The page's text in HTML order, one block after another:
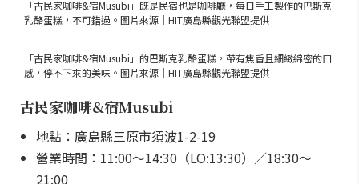
「古民家咖啡&宿Musubi」既是民宿也是咖啡廳，每日手工製作的巴斯克
乳酪蛋糕，不可錯過。圖片來源｜HIT廣島縣觀光聯盟提供
「古民家咖啡&宿Musubi」的巴斯克乳酪蛋糕，帶有焦香且細緻綿密的口
感，停不下來的美味。圖片來源｜HIT廣島縣觀光聯盟提供
古民家咖啡&宿Musubi
地點：廣島縣三原市須波1-2-19
營業時間：11:00～14:30（LO:13:30）／18:30～
21:00